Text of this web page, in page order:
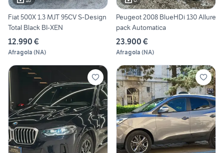
Fiat 500X 1.3 MJT 95CV S-Design
Total Black BI-XEN
12.990 €
Afragola (NA)
Peugeot 2008 BlueHDi 130 Allure
pack Automatica
23.900 €
Afragola (NA)